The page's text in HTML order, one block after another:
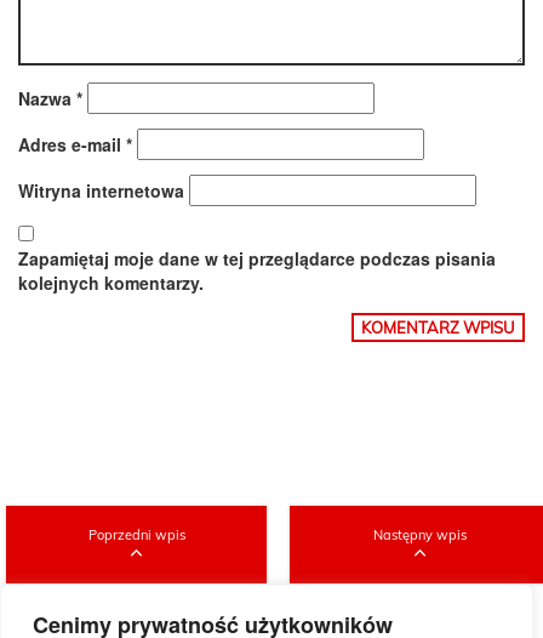
Cenimy prywatność użytkowników
Nazwa *
Adres e-mail *
Witryna internetowa
Zapamiętaj moje dane w tej przeglądarce podczas pisania
kolejnych komentarzy.
Poprzedni wpis Następny wpis